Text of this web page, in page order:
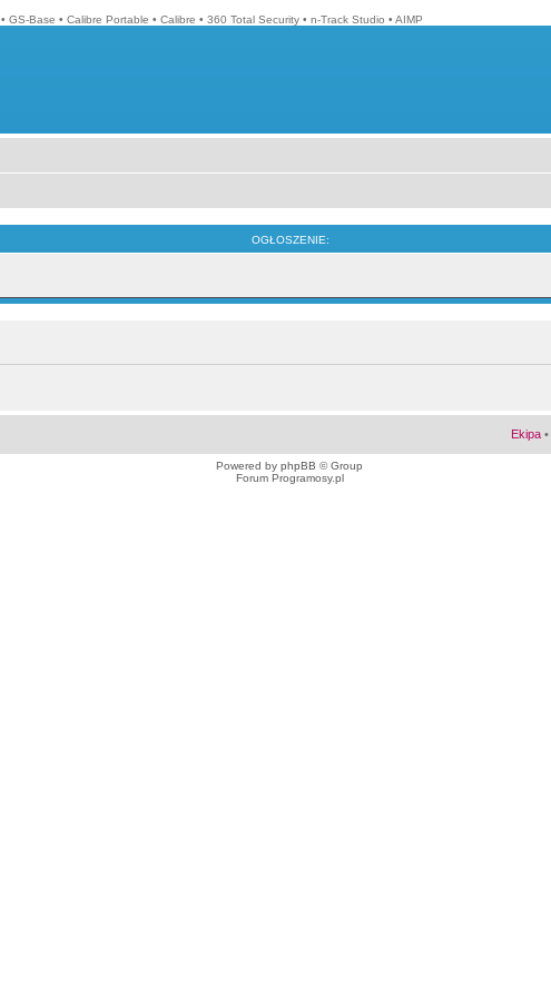
• GS-Base • Calibre Portable • Calibre • 360 Total Security • n-Track Studio • AIMP
OGŁOSZENIE:
Ekipa •
Powered by phpBB © Group
Forum Programosy.pl